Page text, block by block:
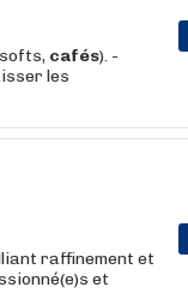
cafés). -
les
raffinement et
et